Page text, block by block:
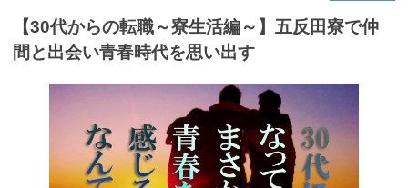
【30代からの転職～寮生活編～】五反田寮で仲
間と出会い青春時代を思い出す